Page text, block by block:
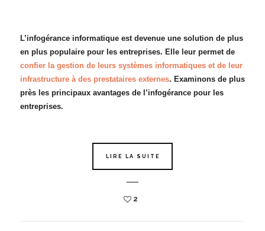
L’infogérance informatique est devenue une solution de plus
en plus populaire pour les entreprises. Elle leur permet de
confier la gestion de leurs systèmes informatiques et de leur
infrastructure à des prestataires externes. Examinons de plus
près les principaux avantages de l’infogérance pour les
entreprises.
LIRE LA SUITE
2